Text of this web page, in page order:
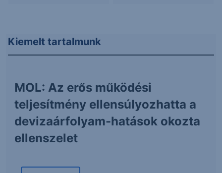
Kiemelt tartalmunk
MOL: Az erős működési
teljesítmény ellensúlyozhatta a
devizaárfolyam-hatások okozta
ellenszelet